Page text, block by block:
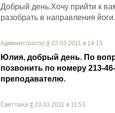
Добрый день.Хочу прийти к
разобрать в направления
Администратор # 22.03.2011 в 14:15
Юлия, добрый день. По
позвонить по номеру 213-
преподавателю.
Светлана # 23.03.2011 в 11:53